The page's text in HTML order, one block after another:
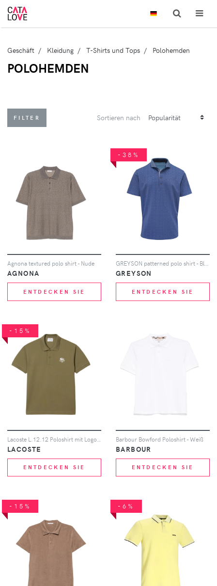
Geschäft Kleidung T-Shirts und Tops Polohemden
POLOHEMDEN
FILTER Sortieren nach
Agnona textured polo shirt - Nude
AGNONA
ENTDECKEN SIE
-38%
GREYSON patterned polo shirt - Blau
GREYSON
ENTDECKEN SIE
-15%
LACOSTE
ENTDECKEN SIE
Barbour Bowford Poloshirt - Weiß
BARBOUR
ENTDECKEN SIE
-15% -6%